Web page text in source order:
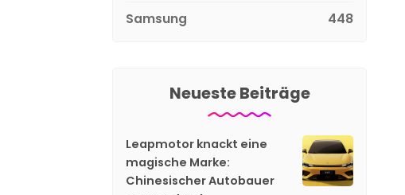
Samsung
448
Neueste Beiträge
Leapmotor knackt eine
magische Marke:
Chinesischer Autobauer